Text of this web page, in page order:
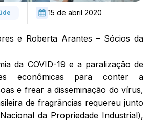
15 de abril 2020
e Roberta Arantes – Sócios da
da COVID-19 e a paralização de
econômicas para conter a
e frear a disseminação do vírus,
de fragrâncias requereu junto
da Propriedade Industrial),